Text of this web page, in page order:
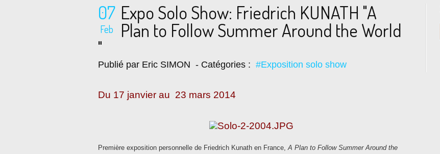
07
Feb
Expo Solo Show: Friedrich KUNATH "A
Plan to Follow Summer Around the World
"
Publié par Eric SIMON - Catégories : #Exposition solo show
Du 17 janvier au 23 mars 2014
Première exposition personnelle de Friedrich Kunath en France,A Plan to Follow Summer Around the